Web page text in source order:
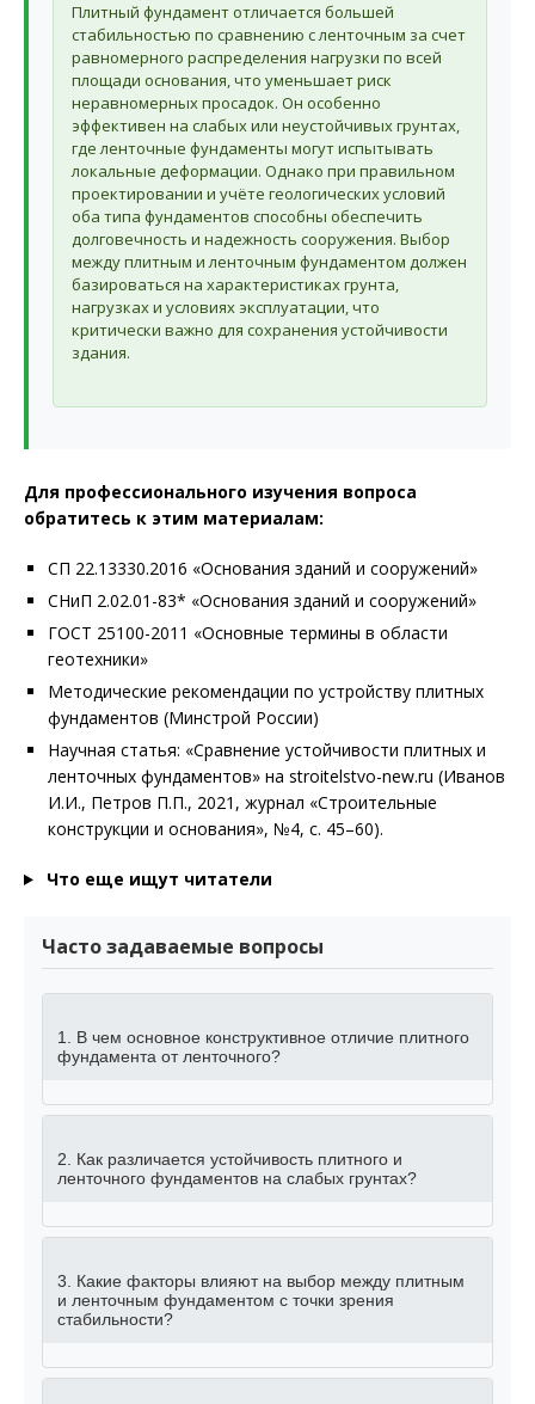
Плитный фундамент отличается большей
стабильностью по сравнению с ленточным за счет
равномерного распределения нагрузки по всей
площади основания, что уменьшает риск
неравномерных просадок. Он особенно
эффективен на слабых или неустойчивых грунтах,
где ленточные фундаменты могут испытывать
локальные деформации. Однако при правильном
проектировании и учёте геологических условий
оба типа фундаментов способны обеспечить
долговечность и надежность сооружения. Выбор
между плитным и ленточным фундаментом должен
базироваться на характеристиках грунта,
нагрузках и условиях эксплуатации, что
критически важно для сохранения устойчивости
здания.
Для профессионального изучения вопроса
обратитесь к этим материалам:
СП 22.13330.2016 «Основания зданий и сооружений»
СНиП 2.02.01-83* «Основания зданий и сооружений»
ГОСТ 25100-2011 «Основные термины в области
геотехники»
Методические рекомендации по устройству плитных
фундаментов (Минстрой России)
Научная статья: «Сравнение устойчивости плитных и
ленточных фундаментов» на stroitelstvo-new.ru (Иванов
И.И., Петров П.П., 2021, журнал «Строительные
конструкции и основания», №4, с. 45–60).
Что еще ищут читатели
Часто задаваемые вопросы
1. В чем основное конструктивное отличие плитного
фундамента от ленточного?
2. Как различается устойчивость плитного и
ленточного фундаментов на слабых грунтах?
3. Какие факторы влияют на выбор между плитным
и ленточным фундаментом с точки зрения
стабильности?